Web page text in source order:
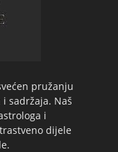
pružanju
sadržaja. Naš
i
dijele